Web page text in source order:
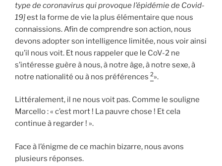
type de coronavirus qui provoque l’épidémie de Covid-
19]est la forme de vie la plus élémentaire que nous
connaissions. Afin de comprendre son action, nous
devons adopter son intelligence limitée, nous voir ainsi
qu’il nous voit. Et nous rappeler que le CoV-2 ne
s’intéresse guère à nous, à notre âge, à notre sexe, à
notre nationalité ou à nos préférences 2».
Littéralement, il ne nous voit pas. Comme le souligne
Marcello : « c’est mort ! La pauvre chose ! Et cela
continue à regarder ! ».
Face à l’énigme de ce machin bizarre, nous avons
plusieurs réponses.